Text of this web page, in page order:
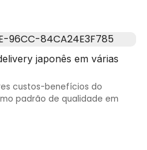
japonês em várias
custos-benefícios do
padrão de qualidade em